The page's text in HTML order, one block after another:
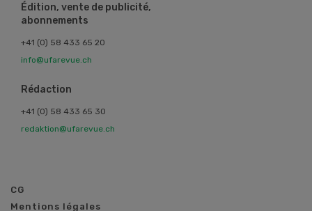
Édition, vente de publicité,
abonnements
+41 (0) 58 433 65 20
info@ufarevue.ch
Rédaction
+41 (0) 58 433 65 30
redaktion@ufarevue.ch
CG
Mentions légales